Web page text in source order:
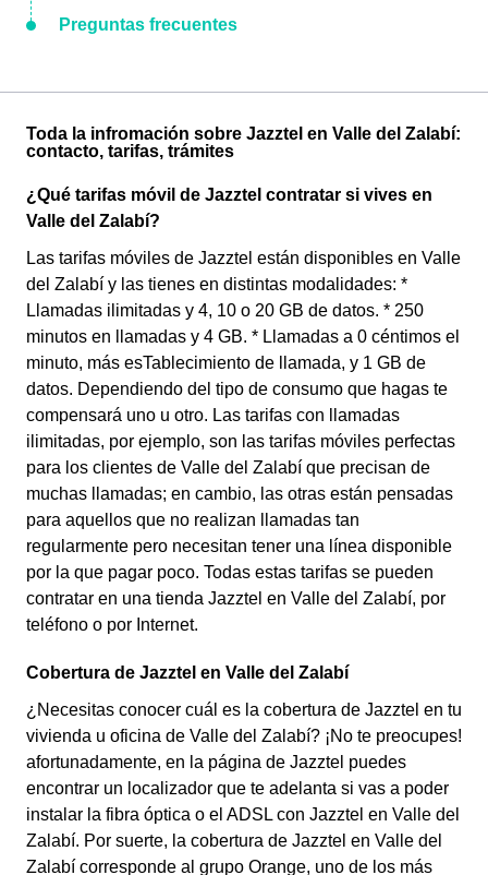
Preguntas frecuentes
Toda la infromación sobre Jazztel en Valle del Zalabí:
contacto, tarifas, trámites
¿Qué tarifas móvil de Jazztel contratar si vives en
Valle del Zalabí?
Las tarifas móviles de Jazztel están disponibles en Valle
del Zalabí y las tienes en distintas modalidades: *
Llamadas ilimitadas y 4, 10 o 20 GB de datos. * 250
minutos en llamadas y 4 GB. * Llamadas a 0 céntimos el
minuto, más esTablecimiento de llamada, y 1 GB de
datos. Dependiendo del tipo de consumo que hagas te
compensará uno u otro. Las tarifas con llamadas
ilimitadas, por ejemplo, son las tarifas móviles perfectas
para los clientes de Valle del Zalabí que precisan de
muchas llamadas; en cambio, las otras están pensadas
para aquellos que no realizan llamadas tan
regularmente pero necesitan tener una línea disponible
por la que pagar poco. Todas estas tarifas se pueden
contratar en una tienda Jazztel en Valle del Zalabí, por
teléfono o por Internet.
Cobertura de Jazztel en Valle del Zalabí
¿Necesitas conocer cuál es la cobertura de Jazztel en tu
vivienda u oficina de Valle del Zalabí? ¡No te preocupes!
afortunadamente, en la página de Jazztel puedes
encontrar un localizador que te adelanta si vas a poder
instalar la fibra óptica o el ADSL con Jazztel en Valle del
Zalabí. Por suerte, la cobertura de Jazztel en Valle del
Zalabí corresponde al grupo Orange, uno de los más